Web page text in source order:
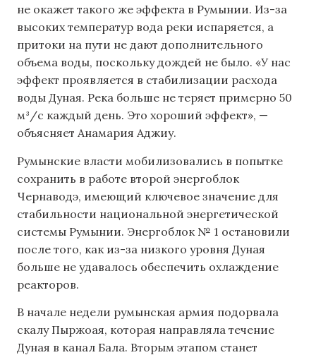
не окажет такого же эффекта в Румынии. Из-за
высоких температур вода реки испаряется, а
притоки на пути не дают дополнительного
объема воды, поскольку дождей не было. «У нас
эффект проявляется в стабилизации расхода
воды Дуная. Река больше не теряет примерно 50
м³/с каждый день. Это хороший эффект», —
объясняет Анамария Аджиу.
Румынские власти мобилизовались в попытке
сохранить в работе второй энергоблок
Чернаводэ, имеющий ключевое значение для
стабильности национальной энергетической
системы Румынии. Энергоблок № 1 остановили
после того, как из-за низкого уровня Дуная
больше не удавалось обеспечить охлаждение
реакторов.
В начале недели румынская армия подорвала
скалу Пыржоая, которая направляла течение
Дуная в канал Бала. Вторым этапом станет